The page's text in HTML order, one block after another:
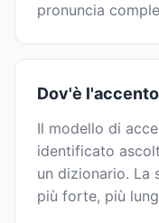
pronuncia
Dov'è
Il modello di
identificato
un dizionario. La
più forte, più